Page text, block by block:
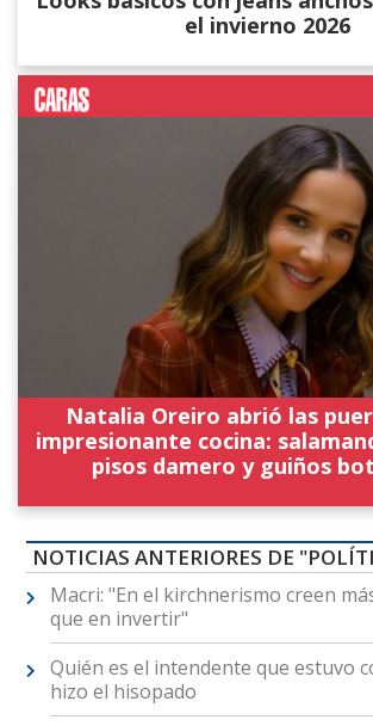
el invierno 2026
Natalia Oreiro abrió las
impresionante cocina:
pisos damero y guiños
NOTICIAS ANTERIORES DE
Macri: "En el kirchnerismo creen
que en invertir"
Quién es el intendente que estuvo
hizo el hisopado